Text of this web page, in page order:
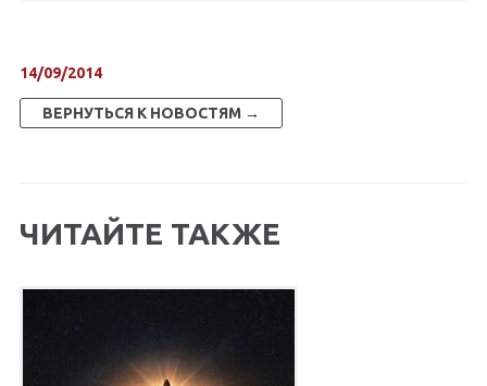
14/09/2014
ВЕРНУТЬСЯ К НОВОСТЯМ →
ЧИТАЙТЕ ТАКЖЕ